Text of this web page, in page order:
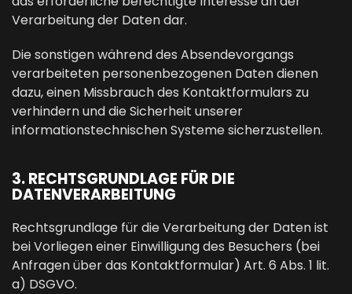
Verarbeitung der Daten dar.
Die sonstigen während des Absendevorgangs
verarbeiteten personenbezogenen Daten dienen
dazu, einen Missbrauch des Kontaktformulars zu
verhindern und die Sicherheit unserer
informationstechnischen Systeme sicherzustellen.
3. RECHTSGRUNDLAGE FÜR DIE
DATENVERARBEITUNG
Rechtsgrundlage für die Verarbeitung der Daten ist
bei Vorliegen einer Einwilligung des Besuchers (bei
Anfragen über das Kontaktformular) Art. 6 Abs. 1 lit.
a) DSGVO.